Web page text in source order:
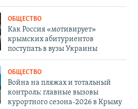
ОБЩЕСТВО
Как Россия «мотивирует»
крымских абитуриентов
поступать в вузы Украины
ОБЩЕСТВО
Война на пляжах и тотальный
контроль: главные вызовы
курортного сезона-2026 в Крыму